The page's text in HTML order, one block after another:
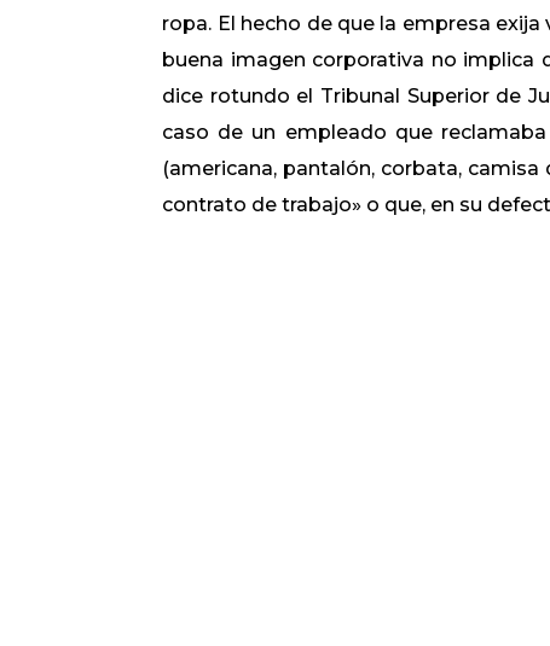
ropa. El hecho de que la empresa
buena imagen corporativa no implica
dice rotundo el Tribunal Superior de
caso de un empleado que
(americana, pantalón, corbata,
contrato de trabajo» o que, en su